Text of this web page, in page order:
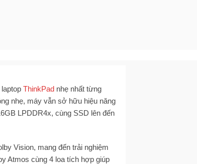
ThinkPad nhẹ nhất từng
nhẹ, máy vẫn sở hữu hiệu năng
LPDDR4x, cùng SSD lên đến
Vision, mang đến trải nghiệm
Atmos cùng 4 loa tích hợp giúp